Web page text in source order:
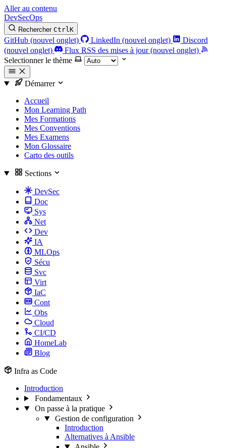
Aller au contenu
DevSecOps
Rechercher CtrlK
GitHub (nouvel onglet) LinkedIn (nouvel onglet)
Discord
(nouvel onglet)
Flux RSS des mises à jour (nouvel onglet)
Selectionner le thème
Démarrer
Accueil
Mon Learning Path
Mes Formations
Mes Conventions
Mes Examens
Mon Glossaire
Carto des outils
Sections
DevSec
Doc
Sys
Net
Dev
IA
MLOps
Sécu
Svc
Virt
IaC
Cont
Obs
Cloud
CI/CD
HomeLab
Blog
Infra as Code
Introduction
Fondamentaux
On passe à la pratique
Gestion de configuration
Introduction
Alternatives à Ansible